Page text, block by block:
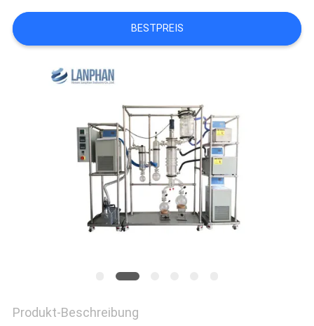
FORDERN
SIE EIN
SITEMAP
DATENSCHUTZRICHTLINIE
BESTPREIS
Produkt-Beschreibung